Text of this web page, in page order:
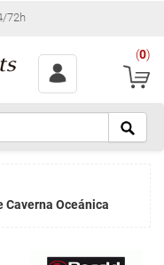
72h
(0)
Caverna Oceánica